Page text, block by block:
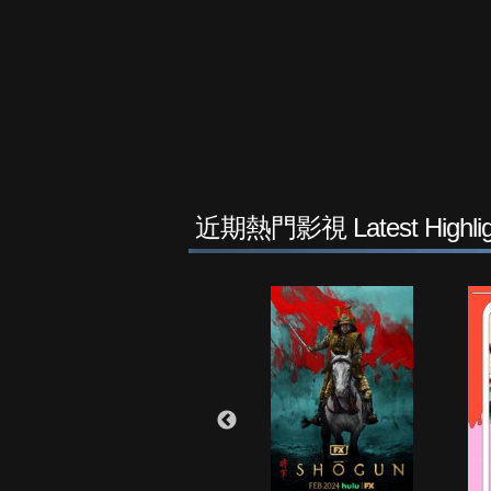
近期熱門影視 Latest